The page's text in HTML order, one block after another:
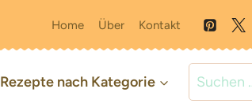
Home Über Kontakt
Rezepte nach Kategorie
Suchen
nach: